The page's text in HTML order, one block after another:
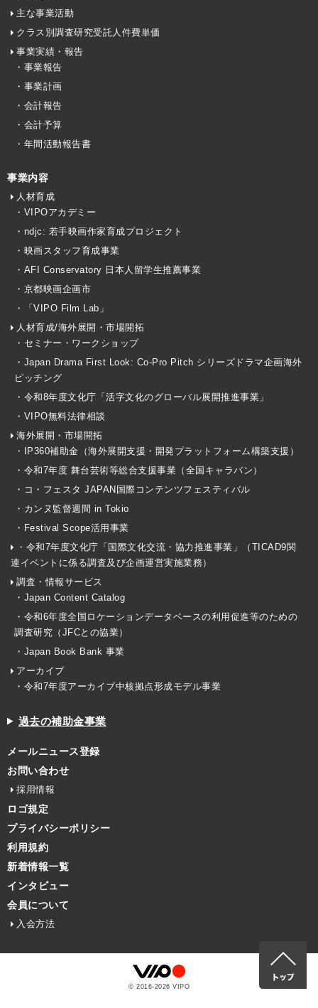
主な事業活動
クラス別調査研究受託人件費単価
事業実績・報告
・事業報告
・事業計画
・会計報告
・会計予算
・年間活動報告書
事業内容
人材育成
・VIPOアカデミー
・ndjc: 若手映画作家育成プロジェクト
・映画スタッフ育成事業
・AFI Conservatory 日本人留学生推薦事業
・京都映画企画市
・「VIPO Film Lab」
人材育成/海外展開・市場開拓
・セミナー・ワークショップ
・Japan Drama First Look: Co-Pro Pitch シリーズドラマ企画海外
ピッチング
・令和8年度文化庁「活字文化のグローバル展開推進事業」
・VIPO無料法律相談
海外展開・市場開拓
・IP360補助金（海外展開支援・開発プラットフォーム構築支援）
・令和7年度 舞台芸術等総合支援事業（全国キャラバン）
・コ・フェスタ JAPAN国際コンテンツフェスティバル
・カンヌ監督週間 in Tokio
・Festival Scope活用事業
・令和7年度文化庁「国際文化交流・協力推進事業」（TICAD9関
連イベントに係る調査及び企画運営実施業務）
調査・情報サービス
・Japan Content Catalog
・令和6年度全国ロケーションデータベースの利用促進等のための
調査研究（JFCとの協業）
・Japan Book Bank 事業
アーカイブ
・令和7年度アーカイブ中核拠点形成モデル事業
過去の補助金事業
メールニュース登録
お問い合わせ
採用情報
ロゴ規定
プライバシーポリシー
利用規約
新着情報一覧
インタビュー
会員について
入会方法
© 2016-2026 VIPO